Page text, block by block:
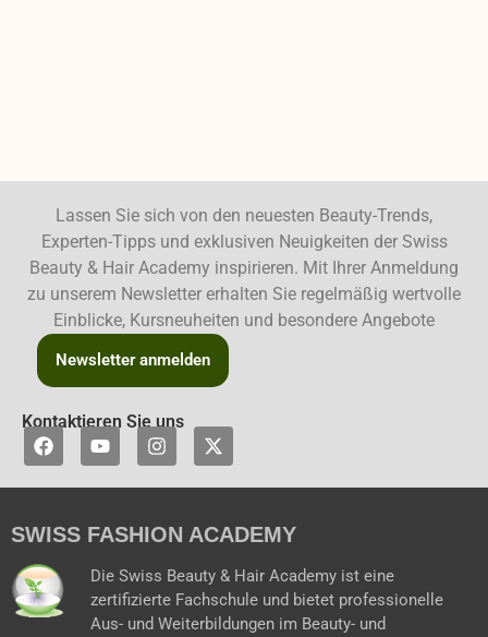
Lassen Sie sich von den neuesten Beauty-Trends,
Experten-Tipps und exklusiven Neuigkeiten der Swiss
Beauty & Hair Academy inspirieren. Mit Ihrer Anmeldung
zu unserem Newsletter erhalten Sie regelmäßig wertvolle
Einblicke, Kursneuheiten und besondere Angebote
Newsletter anmelden
Kontaktieren Sie uns
F
a
e
o
k
Y
o
t
b
I
n
t
g
a
m
X
-
w
t
e
r
SWISS FASHION ACADEMY
Die Swiss Beauty & Hair Academy ist eine
zertifizierte Fachschule und bietet professionelle
Aus- und Weiterbildungen im Beauty- und